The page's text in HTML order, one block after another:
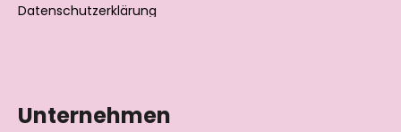
Datenschutzerklärung
Unternehmen